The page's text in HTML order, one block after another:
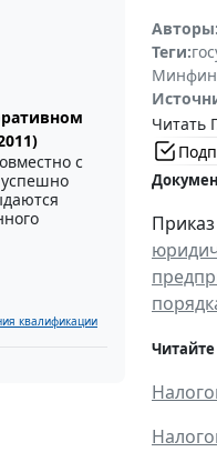
с
квалификации
Авторы:
Теги:
Минфин
Читать